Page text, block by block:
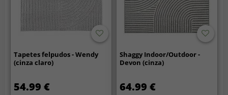
Tapetes felpudos - Wendy
(cinza claro)
54.99 €
Shaggy Indoor/Outdoor -
Devon (cinza)
64.99 €